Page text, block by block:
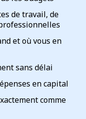
de travail, de
et où vous en
sans délai
en capital
comme